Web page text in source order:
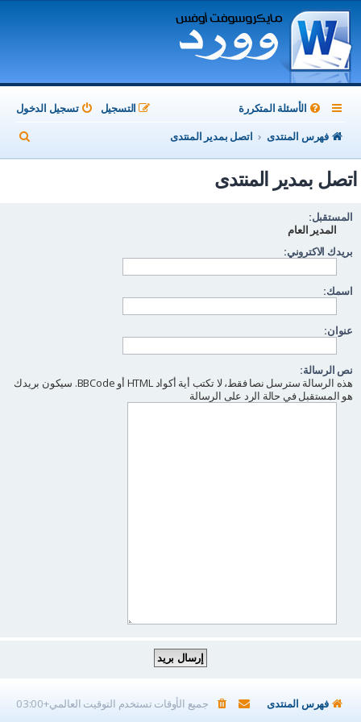
الأسئلة المتكررة تسجيل الدخول
التسجيل
فهرس المنتدى
اتصل بمدير المنتدى
ح
اتصل بمدير المنتدى
المستقبل:
المدير العام
بريدك الاكتروني:
اسمك:
عنوان:
نص الرسالة:
هذه الرسالة سترسل نصا فقط، لا تكتب أية أكواد HTML أو BBCode. سيكون بريدك
هو المستقبل في حالة الرد على الرسالة
فهرس المنتدى جميع الأوقات تستخدم التوقيت العالمي+03:00